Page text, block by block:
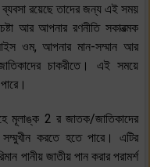
রয়েছে তাদের জন্য এই সময়
আর আপনার রণনীতি সকারত্মক
ওম, আপনার মান-সম্মান আর
চাকরীতে। এই সময়ে
মূলাঙ্ক 2 র জাতক/জাতিকাদের
সম্মুখীন করতে হতে পারে। এটির
পানীয় জাতীয় পান করার পরামর্শ